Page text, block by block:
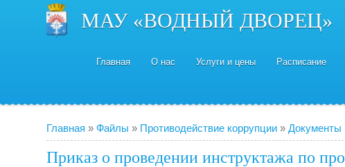
МАУ «ВОДНЫЙ ДВОРЕЦ»
Главная О нас Услуги и цены Расписание
Главная »Файлы » Противодействие коррупции »Документы
Приказ о проведении инструктажа по